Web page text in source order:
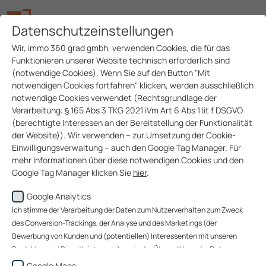
Kontrolle und
Datenschutzeinstellungen
Wir, immo 360 grad gmbh, verwenden Cookies, die für das
Funktionieren unserer Website technisch erforderlich sind
(notwendige Cookies). Wenn Sie auf den Button "Mit
notwendigen Cookies fortfahren" klicken, werden ausschließlich
notwendige Cookies verwendet (Rechtsgrundlage der
Verarbeitung: § 165 Abs 3 TKG 2021 iVm Art 6 Abs 1 lit f DSGVO
(berechtigte Interessen an der Bereitstellung der Funktionalität
der Website)). Wir verwenden – zur Umsetzung der Cookie-
Einwilligungsverwaltung – auch den Google Tag Manager. Für
mehr Informationen über diese notwendigen Cookies und den
Google Tag Manager klicken Sie hier.
Wenn Sie auf den Button "Alle akzeptieren" klicken, werden
Daten zu Ihrem Nutzerverhalten zum Zweck des Conversion-
Trackings (über welche Website gelangen unsere Website-
Besucher zu uns?), der Analyse unserer Website-Besucher und
des Website-Nutzungsverhaltens sowie des Marketings
(Bewerbung von Kunden und (potentiellen) Interessenten mit
Google Analytics
Ich stimme der Verarbeitung der Daten zum Nutzerverhalten zum Zweck
des Conversion-Trackings, der Analyse und des Marketings (der
Bewerbung von Kunden und (potentiellen) Interessenten mit unseren
Produkten und Dienstleistungen) sowie der Übermittlung der Daten an
Google Ireland Limited, an Google LLC (USA) sowie an immo 360 grad